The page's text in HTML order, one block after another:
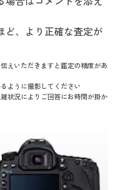
ど、より正確な査定が
えいただきますと鑑定の精度があ
ように撮影してください
状況によりご回答にお時間が掛か